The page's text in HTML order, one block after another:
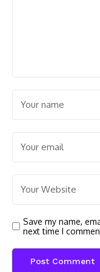
Save my name,
next time I